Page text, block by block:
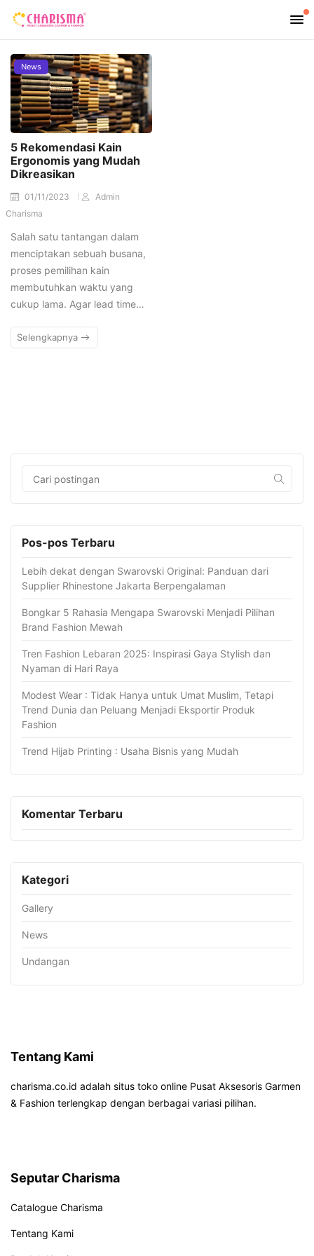
News
5 Rekomendasi Kain
Ergonomis yang Mudah
Dikreasikan
01/11/2023
Admin
Charisma
Salah satu tantangan dalam
menciptakan sebuah busana,
proses pemilihan kain
membutuhkan waktu yang
cukup lama. Agar lead time…
Selengkapnya
Pos-pos Terbaru
Lebih dekat dengan Swarovski Original: Panduan dari
Supplier Rhinestone Jakarta Berpengalaman
Bongkar 5 Rahasia Mengapa Swarovski Menjadi Pilihan
Brand Fashion Mewah
Tren Fashion Lebaran 2025: Inspirasi Gaya Stylish dan
Nyaman di Hari Raya
Modest Wear : Tidak Hanya untuk Umat Muslim, Tetapi
Trend Dunia dan Peluang Menjadi Eksportir Produk
Fashion
Trend Hijab Printing : Usaha Bisnis yang Mudah
Komentar Terbaru
Kategori
Gallery
News
Undangan
Tentang Kami
charisma.co.id adalah situs toko online Pusat Aksesoris Garmen
& Fashion terlengkap dengan berbagai variasi pilihan.
Seputar Charisma
Catalogue Charisma
Tentang Kami